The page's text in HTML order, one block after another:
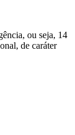
ou seja, 14
de caráter